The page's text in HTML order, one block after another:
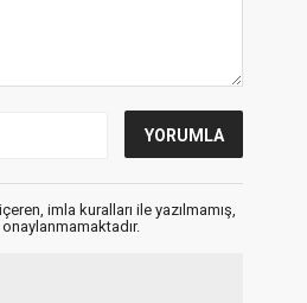
imla kuralları ile yazılmamış,